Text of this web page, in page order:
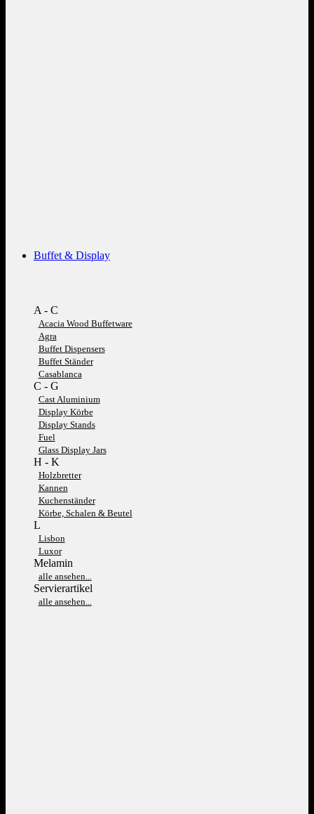
Buffet & Display
A - C
Acacia Wood Buffetware
Agra
Buffet Dispensers
Buffet Ständer
Casablanca
C - G
Cast Aluminium
Display Körbe
Display Stands
Fuel
Glass Display Jars
H - K
Holzbretter
Kannen
Kuchenständer
Körbe, Schalen & Beutel
L
Lisbon
Luxor
Melamin
alle ansehen...
Servierartikel
alle ansehen...